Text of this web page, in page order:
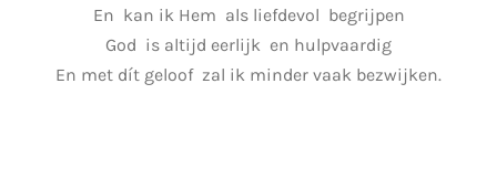
En kan ik Hem als liefdevol begrijpen
God is altijd eerlijk en hulpvaardig
En met dít geloof zal ik minder vaak bezwijken.